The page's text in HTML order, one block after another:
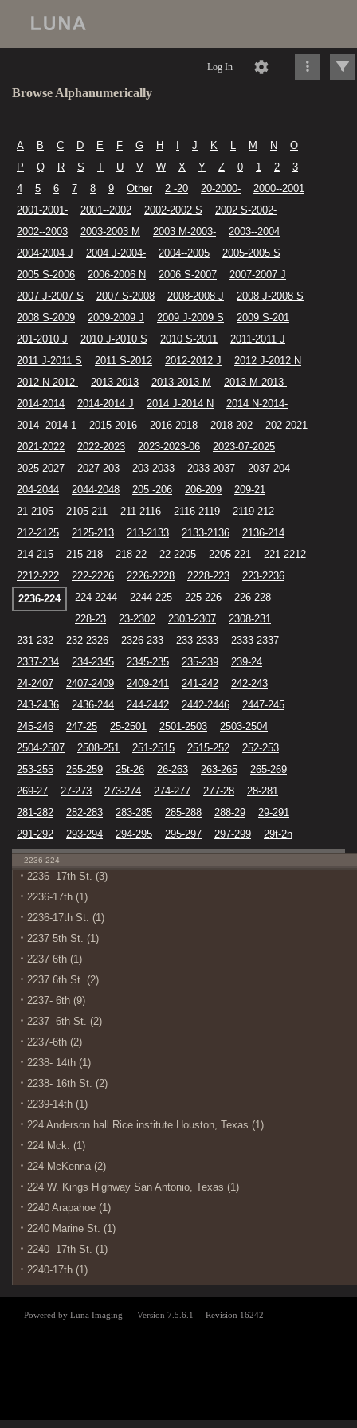
Log In
Browse Alphanumerically
A B C D E F G H J K L M N
O
P
Q R S T U V W X Y Z 0 1 2
3
4
5 6 7 8 9 Other 2 -20 20-2000-
2000--2001
2001-2001-
2001--2002 2002-2002 S
2002 S-2002-
2002--2003
2003-2003 M 2003 M-2003-
2003--2004
2004-2004 J
2004 J-2004- 2004--2005
2005-2005 S
2005 S-2006
2006-2006 N 2006 S-2007
2007-2007 J
2007 J-2007 S
2007 S-2008 2008-2008 J
2008 J-2008 S
2008 S-2009
2009-2009 J 2009 J-2009 S
2009 S-201
201-2010 J
2010 J-2010 S 2010 S-2011
2011-2011 J
2011 J-2011 S
2011 S-2012 2012-2012 J
2012 J-2012 N
2012 N-2012-
2013-2013 2013-2013 M
2013 M-2013-
2014-2014
2014-2014 J 2014 J-2014 N
2014 N-2014-
2014--2014-1
2015-2016 2016-2018 2018-202
202-2021
2021-2022
2022-2023 2023-2023-06
2023-07-2025
2025-2027
2027-203 203-2033 2033-2037
2037-204
204-2044
2044-2048 205 -206 206-209
209-21
21-2105
2105-211 211-2116 2116-2119
2119-212
212-2125
2125-213 213-2133 2133-2136
2136-214
214-215
215-218 218-22 22-2205 2205-221
221-2212
2212-222
222-2226 2226-2228 2228-223
223-2236
2236-224
224-2244 2244-225 225-226
226-228
228-23
23-2302 2303-2307
2308-231
231-232
232-2326 2326-233 233-2333
2333-2337
2337-234
234-2345 2345-235 235-239
239-24
24-2407
2407-2409 2409-241 241-242
242-243
243-2436
2436-244 244-2442 2442-2446
2447-245
245-246
247-25 25-2501 2501-2503
2503-2504
2504-2507
2508-251 251-2515 2515-252
252-253
253-255
255-259 25t-26 26-263 263-265
265-269
269-27
27-273 273-274 274-277 277-28
28-281
281-282
282-283 283-285 285-288 288-29
29-291
291-292
293-294 294-295 295-297 297-299 29t-2n
2236-224
2236- 17th St. (3)
2236-17th (1)
2236-17th St. (1)
2237 5th St. (1)
2237 6th (1)
2237 6th St. (2)
2237- 6th (9)
2237- 6th St. (2)
2237-6th (2)
2238- 14th (1)
2238- 16th St. (2)
2239-14th (1)
224 Anderson hall Rice institute Houston, Texas (1)
224 Mck. (1)
224 McKenna (2)
224 W. Kings Highway San Antonio, Texas (1)
2240 Arapahoe (1)
2240 Marine St. (1)
2240- 17th St. (1)
2240-17th (1)